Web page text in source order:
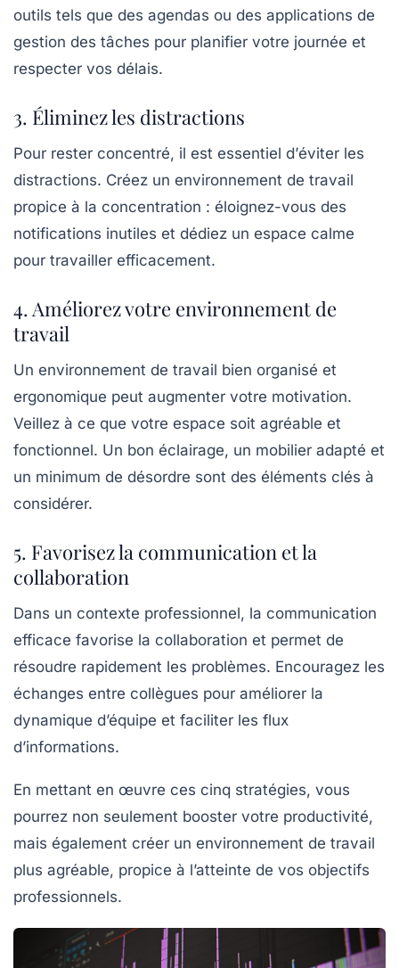
outils tels que des agendas ou des applications de
gestion des tâches pour planifier votre journée et
respecter vos délais.
3. Éliminez les distractions
Pour rester concentré, il est essentiel d’éviter les
distractions. Créez un environnement de travail
propice à la concentration : éloignez-vous des
notifications inutiles et dédiez un espace calme
pour travailler efficacement.
4. Améliorez votre environnement de
travail
Un environnement de travail bien organisé et
ergonomique peut augmenter votre motivation.
Veillez à ce que votre espace soit agréable et
fonctionnel. Un bon éclairage, un mobilier adapté et
un minimum de désordre sont des éléments clés à
considérer.
5. Favorisez la communication et la
collaboration
Dans un contexte professionnel, la communication
efficace favorise la collaboration et permet de
résoudre rapidement les problèmes. Encouragez les
échanges entre collègues pour améliorer la
dynamique d’équipe et faciliter les flux
d’informations.
En mettant en œuvre ces cinq stratégies, vous
pourrez non seulement booster votre productivité,
mais également créer un environnement de travail
plus agréable, propice à l’atteinte de vos objectifs
professionnels.